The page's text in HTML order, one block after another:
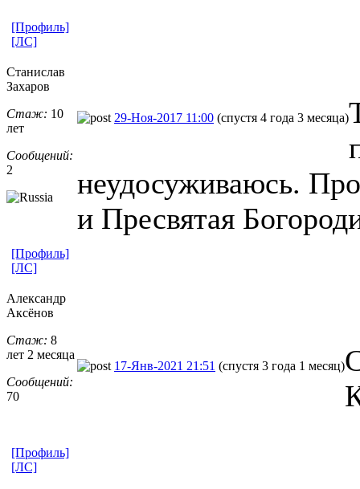
[Профиль]
[ЛС]
Станислав
Захаров
Стаж: 10
лет
Сообщений:
2
29-Ноя-2017 11:00 (спустя 4 года 3 месяца)
неудосуживаюсь.
и Пресвятая
[Профиль]
[ЛС]
Александр
Аксёнов
Стаж: 8
лет 2 месяца
Сообщений:
70
17-Янв-2021 21:51 (спустя 3 года 1 месяц)
[Профиль]
[ЛС]